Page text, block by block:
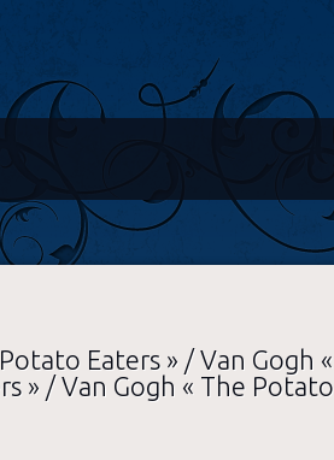
Eaters » / Van Gogh «
» / Van Gogh « The Potato